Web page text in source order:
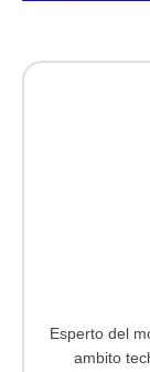
Esperto del
ambito